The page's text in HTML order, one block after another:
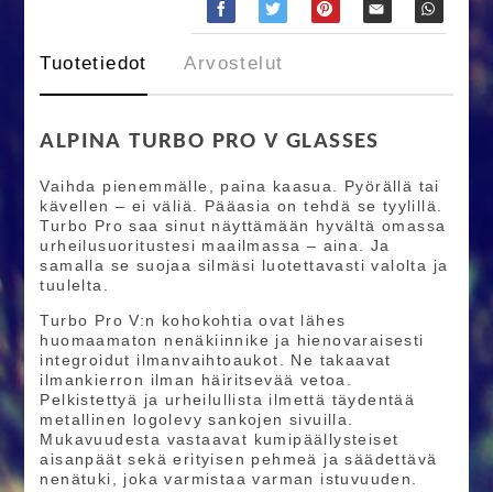
Tuotetiedot Arvostelut
ALPINA TURBO PRO V GLASSES
Vaihda pienemmälle, paina kaasua. Pyörällä tai
kävellen – ei väliä. Pääasia on tehdä se tyylillä.
Turbo Pro saa sinut näyttämään hyvältä omassa
urheilusuoritustesi maailmassa – aina. Ja
samalla se suojaa silmäsi luotettavasti valolta ja
tuulelta.
Turbo Pro V:n kohokohtia ovat lähes
huomaamaton nenäkiinnike ja hienovaraisesti
integroidut ilmanvaihtoaukot. Ne takaavat
ilmankierron ilman häiritsevää vetoa.
Pelkistettyä ja urheilullista ilmettä täydentää
metallinen logolevy sankojen sivuilla.
Mukavuudesta vastaavat kumipäällysteiset
aisanpäät sekä erityisen pehmeä ja säädettävä
nenätuki, joka varmistaa varman istuvuuden.